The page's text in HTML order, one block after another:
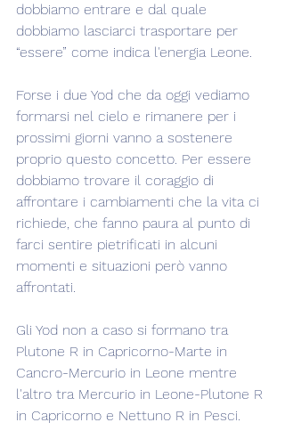
dobbiamo entrare e dal quale
dobbiamo lasciarci trasportare per
“essere” come indica l'energia Leone.
Forse i due Yod che da oggi vediamo
formarsi nel cielo e rimanere per i
prossimi giorni vanno a sostenere
proprio questo concetto. Per essere
dobbiamo trovare il coraggio di
affrontare i cambiamenti che la vita ci
richiede, che fanno paura al punto di
farci sentire pietrificati in alcuni
momenti e situazioni però vanno
affrontati.
Gli Yod non a caso si formano tra
Plutone R in Capricorno-Marte in
Cancro-Mercurio in Leone mentre
l'altro tra Mercurio in Leone-Plutone R
in Capricorno e Nettuno R in Pesci.